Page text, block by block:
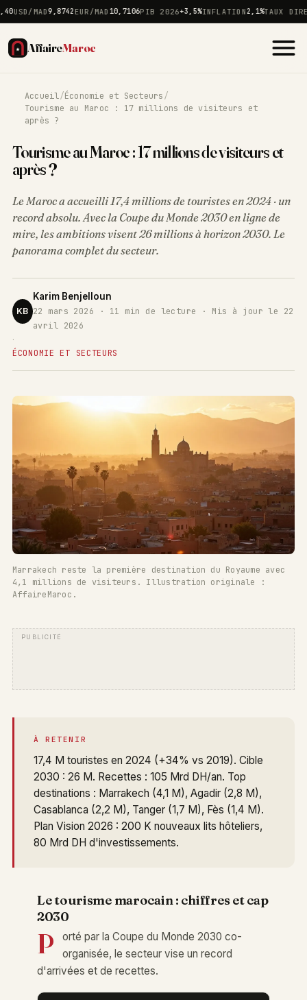
MAD9,8742EUR/MAD10,7106PIB 2026+3,5%INFLATION2,1%TAUX
AffaireMaroc
Accueil/Économie et Secteurs/
Tourisme au Maroc : 17 millions de visiteurs et
après ?
Tourisme au Maroc : 17 millions de visiteurs et
après ?
Le Maroc a accueilli 17,4 millions de touristes en 2024 · un
record absolu. Avec la Coupe du Monde 2030 en ligne de
mire, les ambitions visent 26 millions à horizon 2030. Le
panorama complet du secteur.
KB
Karim Benjelloun
22 mars 2026 · 11 min de lecture · Mis à jour le 22
avril 2026
·
ÉCONOMIE ET SECTEURS
Marrakech reste la première destination du Royaume avec
4,1 millions de visiteurs. Illustration originale :
AffaireMaroc.
À RETENIR
17,4 M touristes en 2024 (+34% vs 2019). Cible
2030 : 26 M. Recettes : 105 Mrd DH/an. Top
destinations : Marrakech (4,1 M), Agadir (2,8 M),
Casablanca (2,2 M), Tanger (1,7 M), Fès (1,4 M).
Plan Vision 2026 : 200 K nouveaux lits hôteliers,
80 Mrd DH d'investissements.
Le tourisme marocain : chiffres et cap
2030
P
orté par la Coupe du Monde 2030 co-
organisée, le secteur vise un record
d'arrivées et de recettes.